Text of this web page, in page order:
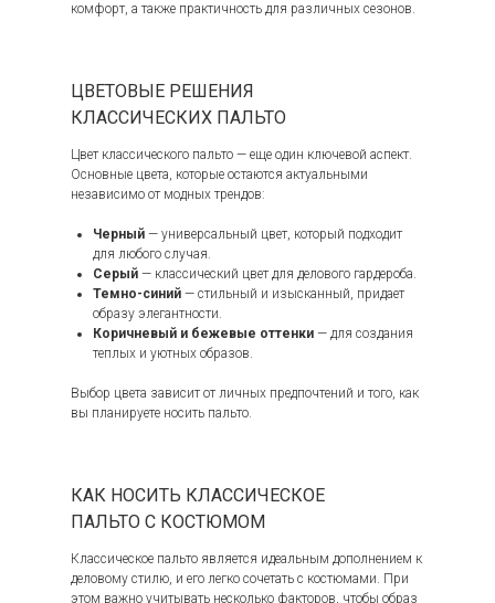
комфорт, а также практичность для различных сезонов.
ЦВЕТОВЫЕ РЕШЕНИЯ
КЛАССИЧЕСКИХ ПАЛЬТО
Цвет классического пальто — еще один ключевой аспект.
Основные цвета, которые остаются актуальными
независимо от модных трендов:
Черный — универсальный цвет, который подходит
для любого случая.
Серый — классический цвет для делового гардероба.
Темно-синий — стильный и изысканный, придает
образу элегантности.
Коричневый и бежевые оттенки — для создания
теплых и уютных образов.
Выбор цвета зависит от личных предпочтений и того, как
вы планируете носить пальто.
КАК НОСИТЬ КЛАССИЧЕСКОЕ
ПАЛЬТО С КОСТЮМОМ
Классическое пальто является идеальным дополнением к
деловому стилю, и его легко сочетать с костюмами. При
этом важно учитывать несколько факторов, чтобы образ